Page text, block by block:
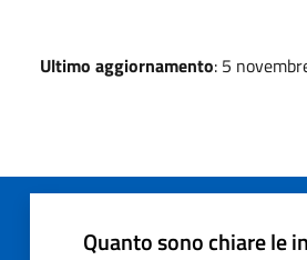
Ultimo aggiornamento: 5
Quanto sono chiare le